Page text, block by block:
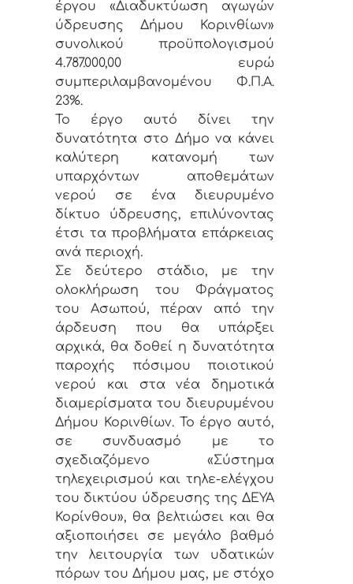
έργου «Διαδυκτύωση αγωγών
ύδρευσης Δήμου Κορινθίων»
συνολικού προϋπολογισμού
4.787.000,00 ευρώ
συμπεριλαμβανομένου Φ.Π.Α.
23%.
Το έργο αυτό δίνει την
δυνατότητα στο Δήμο να κάνει
καλύτερη κατανομή των
υπαρχόντων αποθεμάτων
νερού σε ένα διευρυμένο
δίκτυο ύδρευσης, επιλύνοντας
έτσι τα προβλήματα επάρκειας
ανά περιοχή.
Σε δεύτερο στάδιο, με την
ολοκλήρωση του Φράγματος
του Ασωπού, πέραν από την
άρδευση που θα υπάρξει
αρχικά, θα δοθεί η δυνατότητα
παροχής πόσιμου ποιοτικού
νερού και στα νέα δημοτικά
διαμερίσματα του διευρυμένου
Δήμου Κορινθίων. Το έργο αυτό,
σε συνδυασμό με το
σχεδιαζόμενο «Σύστημα
τηλεχειρισμού και τηλε-ελέγχου
του δικτύου ύδρευσης της ΔΕΥΑ
Κορίνθου», θα βελτιώσει και θα
αξιοποιήσει σε μεγάλο βαθμό
την λειτουργία των υδατικών
πόρων του Δήμου μας, με στόχο